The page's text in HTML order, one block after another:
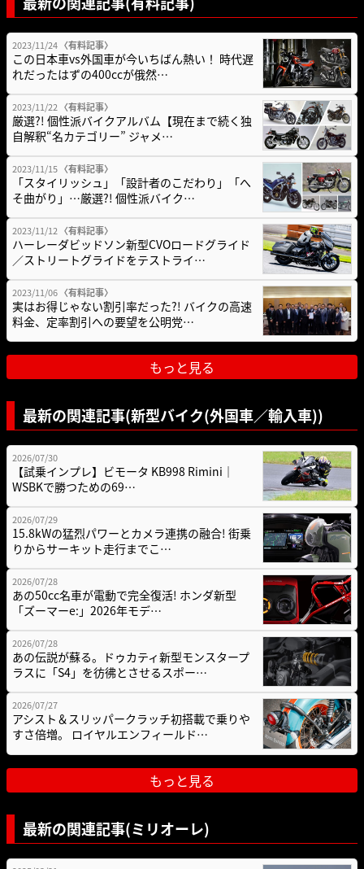
2023/11/24 〈有料記事〉
この日本車vs外国車が今いちばん熱い！ 時代遅
れだったはずの400ccが俄然…
2023/11/22 〈有料記事〉
厳選?! 個性派バイクアルバム【現在まで続く独
自解釈“名カテゴリー” ジャメ…
2023/11/15 〈有料記事〉
「スタイリッシュ」「設計者のこだわり」「へ
そ曲がり」…厳選?! 個性派バイク…
2023/11/12 〈有料記事〉
ハーレーダビッドソン新型CVOロードグライド
／ストリートグライドをテストライ…
2023/11/06 〈有料記事〉
実はお得じゃない割引率だった?! バイクの高速
料金、定率割引への要望を公明党…
もっと見る
最新の関連記事(新型バイク(外国車／輸入車))
2026/07/30
【試乗インプレ】ビモータ KB998 Rimini｜
WSBKで勝つための69…
2026/07/29
15.8kWの猛烈パワーとカメラ連携の融合! 街乗
りからサーキット走行までこ…
2026/07/28
あの50cc名車が電動で完全復活! ホンダ新型
「ズーマーe:」2026年モデ…
2026/07/28
あの伝説が蘇る。ドゥカティ新型モンスタープ
ラスに「S4」を彷彿とさせるスポー…
2026/07/27
アシスト＆スリッパークラッチ初搭載で乗りや
すさ倍増。 ロイヤルエンフィールド…
もっと見る
最新の関連記事(ミリオーレ)